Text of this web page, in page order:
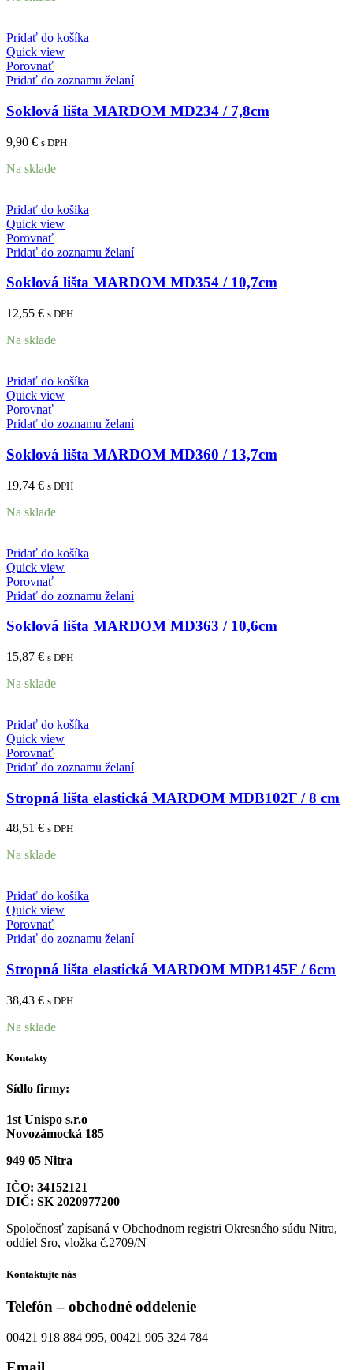
Pridať do košíka
Quick view
Porovnať
Pridať do zoznamu želaní
Soklová lišta MARDOM MD234 / 7,8cm
9,90 € s DPH
Na sklade
Pridať do košíka
Quick view
Porovnať
Pridať do zoznamu želaní
Soklová lišta MARDOM MD354 / 10,7cm
12,55 € s DPH
Na sklade
Pridať do košíka
Quick view
Porovnať
Pridať do zoznamu želaní
Soklová lišta MARDOM MD360 / 13,7cm
19,74 € s DPH
Na sklade
Pridať do košíka
Quick view
Porovnať
Pridať do zoznamu želaní
Soklová lišta MARDOM MD363 / 10,6cm
15,87 € s DPH
Na sklade
Pridať do košíka
Quick view
Porovnať
Pridať do zoznamu želaní
Stropná lišta elastická MARDOM MDB102F / 8 cm
48,51 € s DPH
Na sklade
Pridať do košíka
Quick view
Porovnať
Pridať do zoznamu želaní
Stropná lišta elastická MARDOM MDB145F / 6cm
38,43 € s DPH
Na sklade
Kontakty
Sídlo firmy:
1st Unispo s.r.o
Novozámocká 185
949 05 Nitra
IČO: 34152121
DIČ: SK 2020977200
Spoločnosť zapísaná v Obchodnom registri Okresného súdu Nitra,
oddiel Sro, vložka č.2709/N
Kontaktujte nás
Telefón – obchodné oddelenie
00421 918 884 995, 00421 905 324 784